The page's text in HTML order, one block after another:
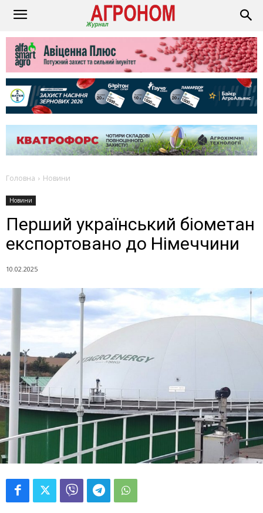
Головна Новини
Новини
Перший український біометан
експортовано до Німеччини
10.02.2025